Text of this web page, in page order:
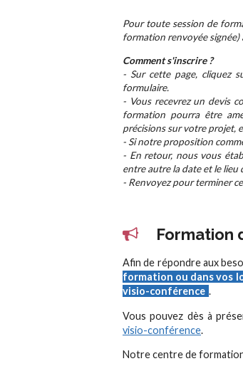
Pour toute session de
formation renvoyée signée)
Comment s'inscrire ?
- Sur cette page, cliquez
formulaire.
- Vous recevrez un devis
formation pourra être
précisions sur votre projet,
- Si notre proposition
- En retour, nous vous
entre autre la date et le lieu
- Renvoyez pour terminer
Formation
Afin de répondre aux
formation ou dans vos
visio-conférence .
Vous pouvez dès à
visio-conférence.
Notre centre de